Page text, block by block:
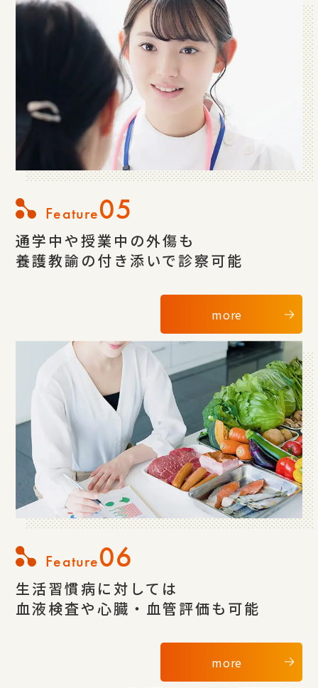
Feature05
通学中や授業中の外傷も
養護教諭の付き添いで診察可能
more
Feature06
生活習慣病に対しては
血液検査や心臓・血管評価も可能
more